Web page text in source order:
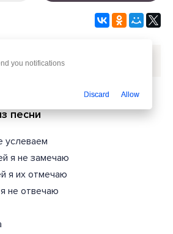
- Онаили слушать бесплатно
песни
услеваем
я не замечаю
я их отмечаю
не отвечаю
you notifications
Discard Allow